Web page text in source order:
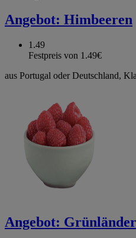
Angebot: Himbeeren
1.49
Festpreis von 1.49€
aus Portugal oder Deutschland,
Angebot: